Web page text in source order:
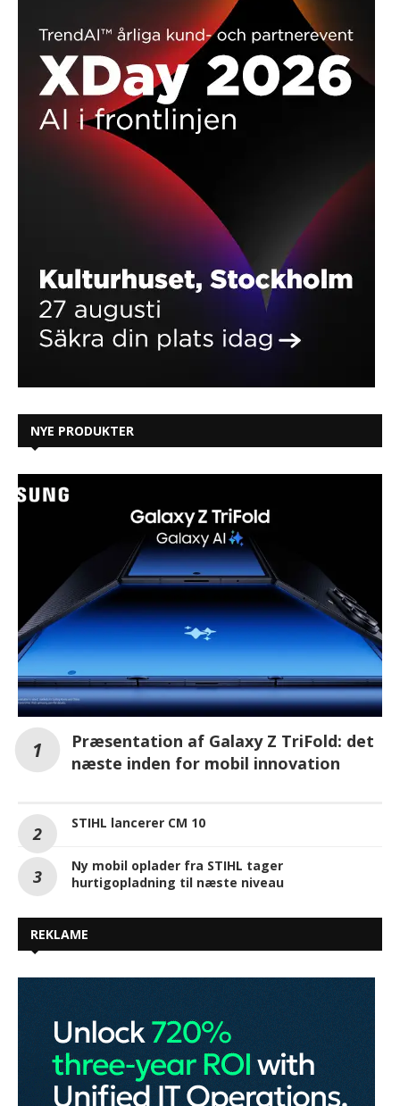
NYE PRODUKTER
Præsentation af Galaxy Z TriFold: det
næste inden for mobil innovation
STIHL lancerer CM 10
Ny mobil oplader fra STIHL tager
hurtigopladning til næste niveau
REKLAME